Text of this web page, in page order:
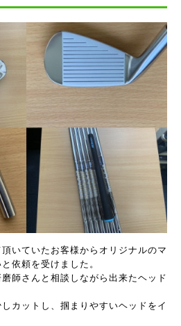
いていたお客様からオリジナルのマ
依頼を受けました。
師さんと相談しながら出来たヘッド
カットし、掴まりやすいヘッドをイ